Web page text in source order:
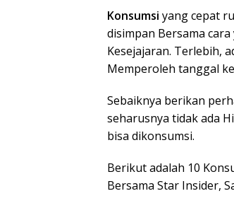
Konsumsi yang cepat
disimpan Bersama
Kesejajaran. Terlebih,
Memperoleh tanggal
Sebaiknya berikan
seharusnya tidak ada
bisa dikonsumsi.
Berikut adalah 10
Bersama Star Insider,